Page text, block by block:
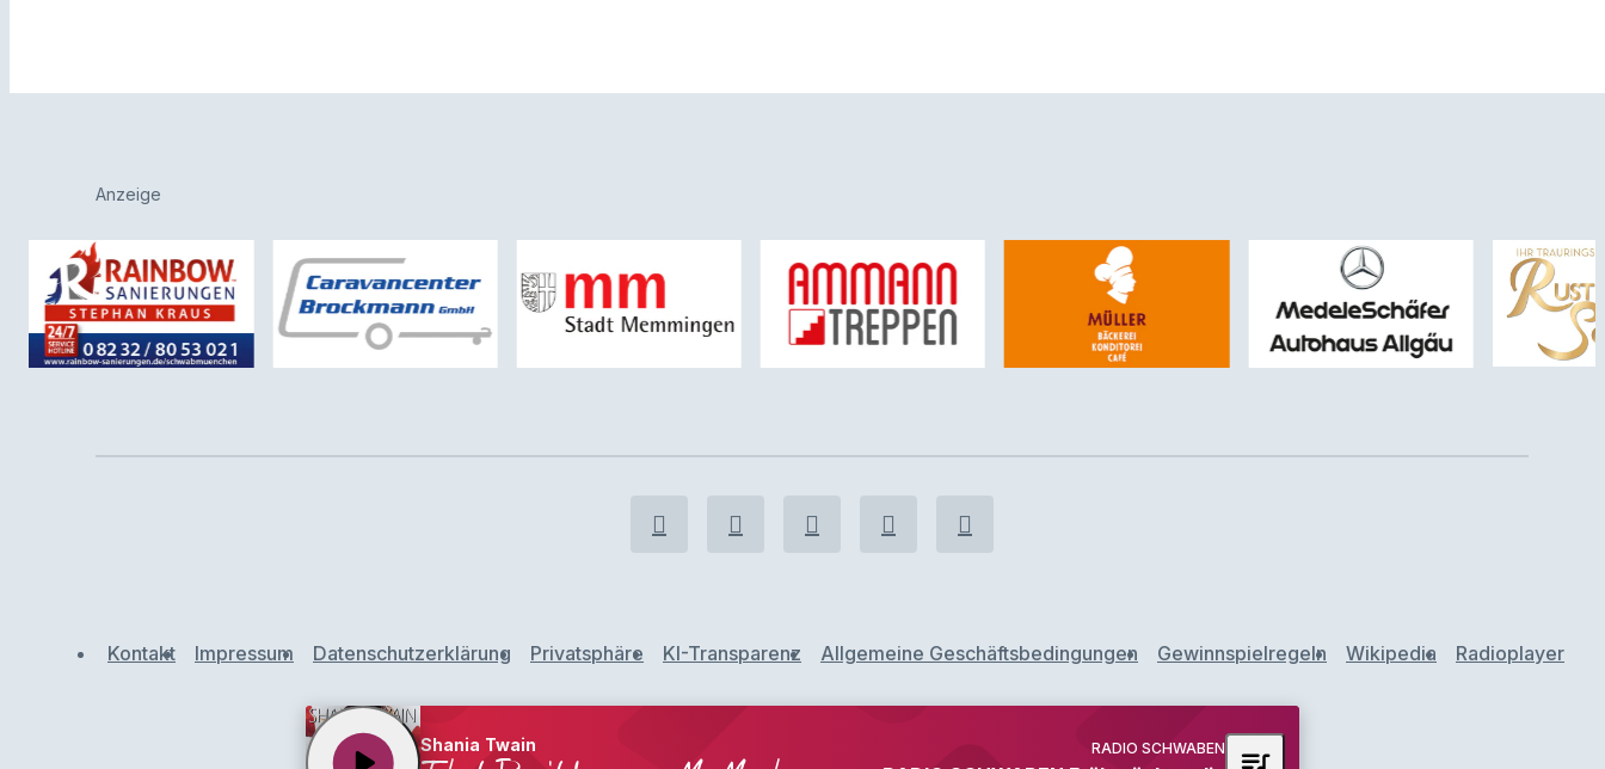
Anzeige
Kontakt Impressum Datenschutzerklärung Privatsphäre KI-Transparenz Allgemeine Geschäftsbedingungen Gewinnspielregeln Wikipedia Radioplayer
Shania Twain RADIO SCHWABEN